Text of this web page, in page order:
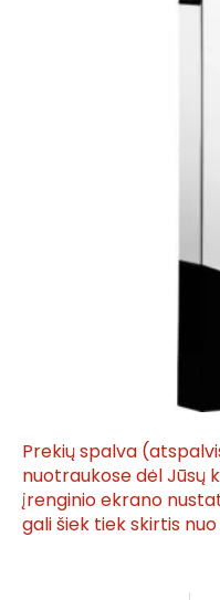
Prekių spalva
nuotraukose dėl Jūsų
įrenginio ekrano
gali šiek tiek skirtis